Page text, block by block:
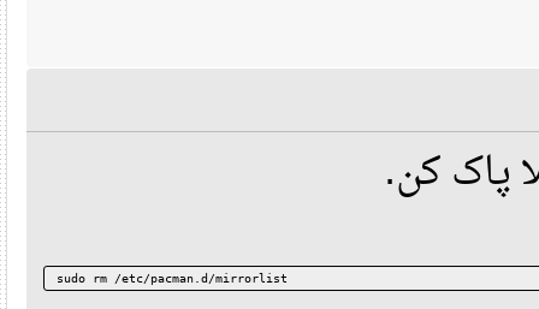
sudo rm /etc/pacman.d/mirrorlist